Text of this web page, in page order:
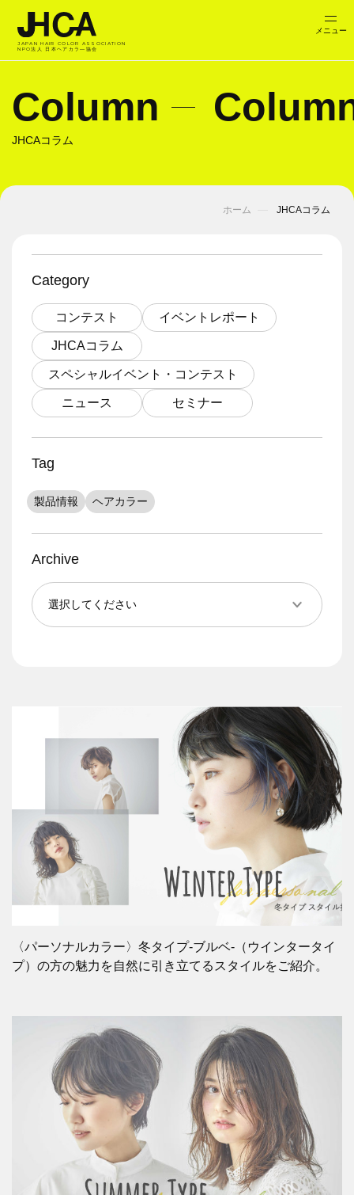
JAPAN HAIR COLOR ASSOCIATION
NPO法人 日本ヘアカラ―協会
Column
JHCAコラム
ホーム JHCAコラム
Category
コンテスト イベントレポート
JHCAコラム
スペシャルイベント・コンテスト
ニュース セミナー
Tag
製品情報 ヘアカラー
Archive
〈パーソナルカラー〉冬タイプ-ブルベ-（ウインタータイ
プ）の方の魅力を自然に引き立てるスタイルをご紹介。